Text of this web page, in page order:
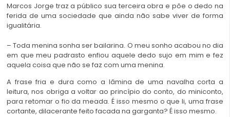
Marcos Jorge traz a público sua terceira obra e põe o dedo na
ferida de uma sociedade que ainda não sabe viver de forma
igualitária.
– Toda menina sonha ser bailarina. O meu sonho acabou no dia
em que meu padrasto enfiou aquele dedo sujo em mim e fez
aquela coisa que não se faz com uma menina.
A frase fria e dura como a lâmina de uma navalha corta a
leitura, nos obriga a voltar ao princípio do conto, do miniconto,
para retomar o fio da meada. É isso mesmo o que li, uma frase
cortante, dilacerante feito facada na garganta? É isso mesmo.